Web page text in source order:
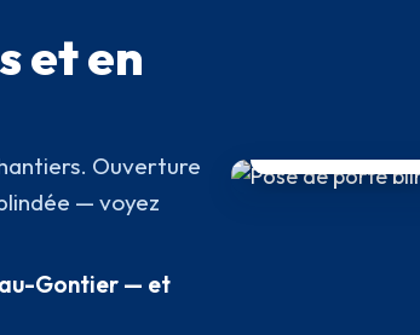
et en
Ouverture
— voyez
Gontier — et